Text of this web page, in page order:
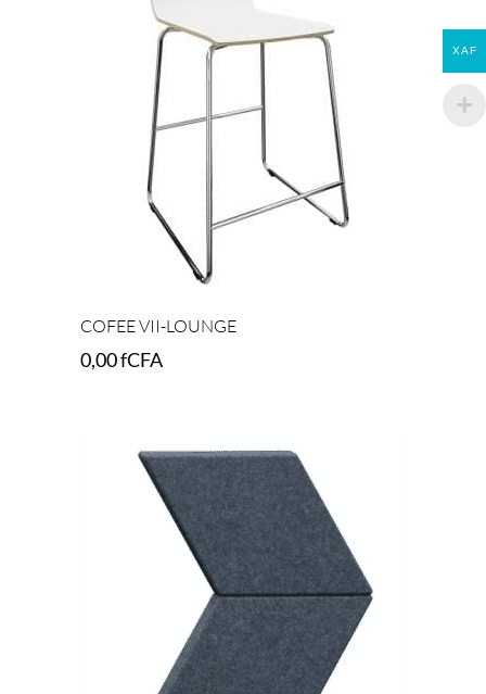
COFEE VII-LOUNGE
0,00fCFA
XAF